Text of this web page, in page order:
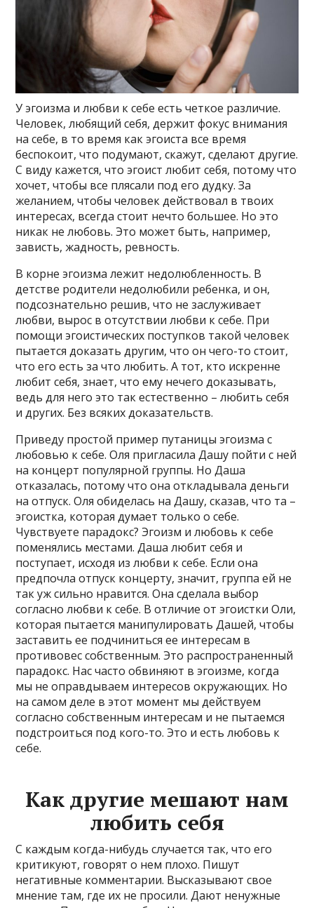
У эгоизма и любви к себе есть четкое различие.
Человек, любящий себя, держит фокус внимания
на себе, в то время как эгоиста все время
беспокоит, что подумают, скажут, сделают другие.
С виду кажется, что эгоист любит себя, потому что
хочет, чтобы все плясали под его дудку. За
желанием, чтобы человек действовал в твоих
интересах, всегда стоит нечто большее. Но это
никак не любовь. Это может быть, например,
зависть, жадность, ревность.
В корне эгоизма лежит недолюбленность. В
детстве родители недолюбили ребенка, и он,
подсознательно решив, что не заслуживает
любви, вырос в отсутствии любви к себе. При
помощи эгоистических поступков такой человек
пытается доказать другим, что он чего-то стоит,
что его есть за что любить. А тот, кто искренне
любит себя, знает, что ему нечего доказывать,
ведь для него это так естественно – любить себя
и других. Без всяких доказательств.
Приведу простой пример путаницы эгоизма с
любовью к себе. Оля пригласила Дашу пойти с ней
на концерт популярной группы. Но Даша
отказалась, потому что она откладывала деньги
на отпуск. Оля обиделась на Дашу, сказав, что та –
эгоистка, которая думает только о себе.
Чувствуете парадокс? Эгоизм и любовь к себе
поменялись местами. Даша любит себя и
поступает, исходя из любви к себе. Если она
предпочла отпуск концерту, значит, группа ей не
так уж сильно нравится. Она сделала выбор
согласно любви к себе. В отличие от эгоистки Оли,
которая пытается манипулировать Дашей, чтобы
заставить ее подчиниться ее интересам в
противовес собственным. Это распространенный
парадокс. Нас часто обвиняют в эгоизме, когда
мы не оправдываем интересов окружающих. Но
на самом деле в этот момент мы действуем
согласно собственным интересам и не пытаемся
подстроиться под кого-то. Это и есть любовь к
себе.
Как другие мешают нам
любить себя
С каждым когда-нибудь случается так, что его
критикуют, говорят о нем плохо. Пишут
негативные комментарии. Высказывают свое
мнение там, где их не просили. Дают ненужные